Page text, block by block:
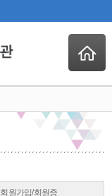
회원가입/회원증